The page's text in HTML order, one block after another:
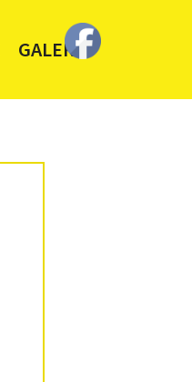
GALERII